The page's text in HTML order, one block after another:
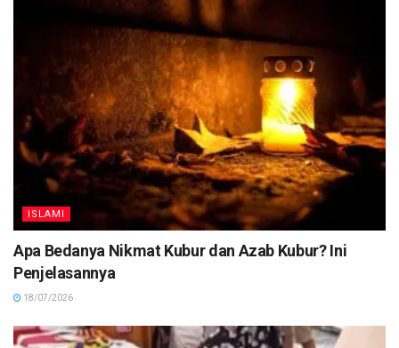
ISLAMI
Apa Bedanya Nikmat Kubur dan Azab Kubur? Ini
Penjelasannya
18/07/2026